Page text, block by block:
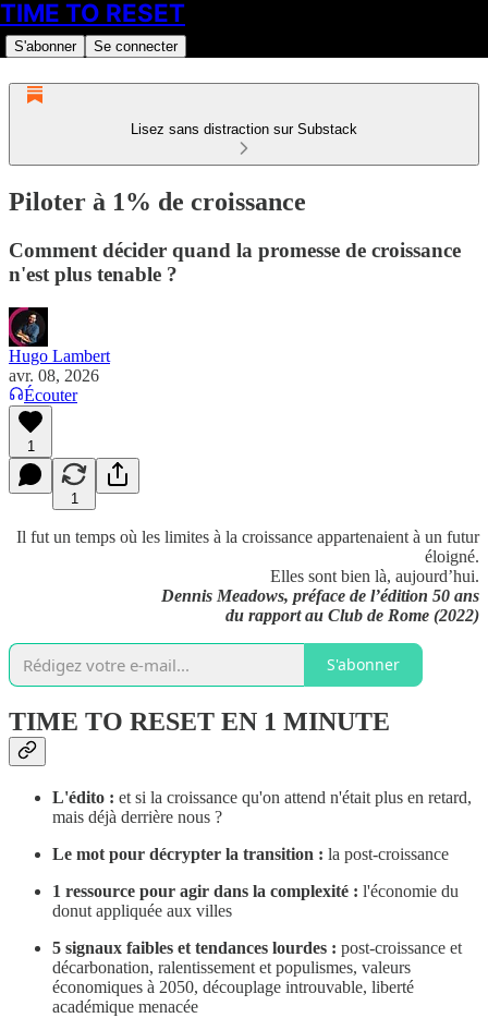
TIME TO RESET
S'abonner Se connecter
Lisez sans distraction sur Substack
Piloter à 1% de croissance
Comment décider quand la promesse de croissance
n'est plus tenable ?
Hugo Lambert
avr. 08, 2026
Écouter
1
1
Il fut un temps où les limites à la croissance appartenaient à un futur
éloigné.
Elles sont bien là, aujourd’hui.
Dennis Meadows, préface de l’édition 50 ans
du rapport au Club de Rome (2022)
S'abonner
TIME TO RESET EN 1 MINUTE
L'édito : et si la croissance qu'on attend n'était plus en retard,
mais déjà derrière nous ?
Le mot pour décrypter la transition : la post-croissance
1 ressource pour agir dans la complexité : l'économie du
donut appliquée aux villes
5 signaux faibles et tendances lourdes : post-croissance et
décarbonation, ralentissement et populismes, valeurs
économiques à 2050, découplage introuvable, liberté
académique menacée